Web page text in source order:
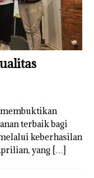
membuktikan
terbaik bagi
keberhasilan
yang […]